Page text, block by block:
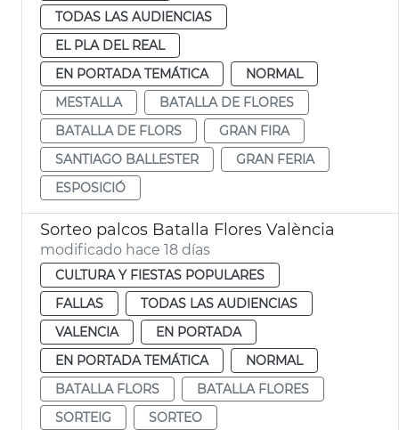
TODAS LAS AUDIENCIAS
EL PLA DEL REAL
EN PORTADA TEMÁTICA
NORMAL
MESTALLA
BATALLA DE FLORES
BATALLA DE FLORS
GRAN FIRA
SANTIAGO BALLESTER
GRAN FERIA
ESPOSICIÓ
Sorteo palcos Batalla Flores València
modificado hace 18 días
CULTURA Y FIESTAS POPULARES
FALLAS
TODAS LAS AUDIENCIAS
VALENCIA
EN PORTADA
EN PORTADA TEMÁTICA
NORMAL
BATALLA FLORS
BATALLA FLORES
SORTEIG
SORTEO